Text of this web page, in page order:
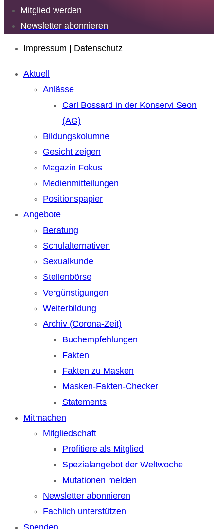
Mitglied werden
Newsletter abonnieren
Impressum | Datenschutz
Aktuell
Anlässe
Carl Bossard in der Konservi Seon
(AG)
Bildungskolumne
Gesicht zeigen
Magazin Fokus
Medienmitteilungen
Positionspapier
Angebote
Beratung
Schulalternativen
Sexualkunde
Stellenbörse
Vergünstigungen
Weiterbildung
Archiv (Corona-Zeit)
Buchempfehlungen
Fakten
Fakten zu Masken
Masken-Fakten-Checker
Statements
Mitmachen
Mitgliedschaft
Profitiere als Mitglied
Spezialangebot der Weltwoche
Mutationen melden
Newsletter abonnieren
Fachlich unterstützen
Spenden